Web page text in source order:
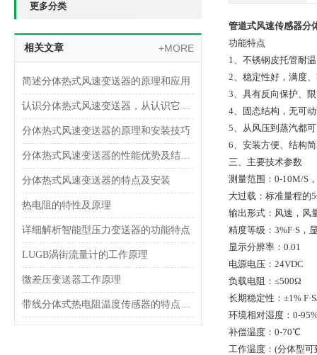
更多分类
相关文章 +MORE
简述分体热式风速变送器的原理和应用
认识分体热式风速变送器，从认识它的功能特点开始
分体热式风速变送器的原理和安装技巧
分体热式风速变送器的性能优势及结构设计
分体热式风速变送器的特点及安装
热电阻的特性及原理
详细解析智能型压力变送器的功能特点
LUGB涡街流量计的工作原理
微差压变送器工作原理
带线分体式热电阻温度传感器的特点及应用
管道式风速传感器分
功能特点
1、不锈钢皮托管耐
2、稳定性好，满度
3、具有反向保护、
4、固态结构，无可
5、从风压到蒸汽都
6、安装方便、结构
三、主要技术参数
测量范围：0-10M/S
大过载：标准量程的
输出形式：风速，风
精度等级：3%F·S，
显示分辨率：0.01
电源电压：24VDC
负载电阻：≤500Ω
长期稳定性：±1%
环境相对湿度：0-
补偿温度：0-70℃
工作温度：(分体型